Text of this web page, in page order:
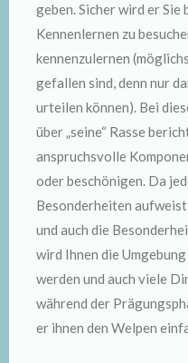
geben. Sicher wird er
Kennenlernen zu
kennenzulernen
gefallen sind, denn nur
urteilen können). Bei
über „seine“ Rasse
anspruchsvolle
oder beschönigen. Da
Besonderheiten
und auch die
wird Ihnen die
werden und auch viele
während der
er ihnen den Welpen